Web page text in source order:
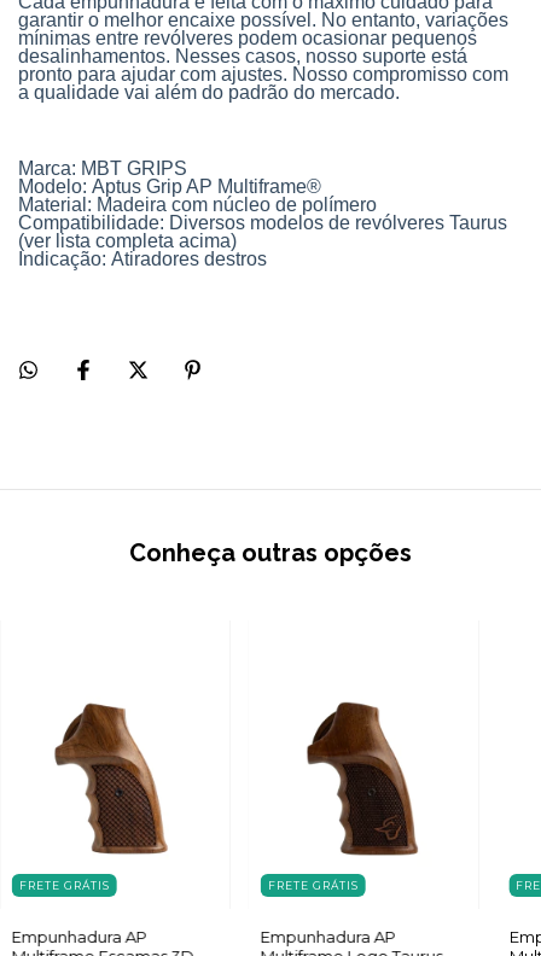
garantir o melhor encaixe possível. No entanto, variações
mínimas entre revólveres podem ocasionar pequenos
desalinhamentos. Nesses casos, nosso suporte está
pronto para ajudar com ajustes. Nosso compromisso com
a qualidade vai além do padrão do mercado.
Marca: MBT GRIPS
Modelo: Aptus Grip AP Multiframe®
Material: Madeira com núcleo de polímero
Compatibilidade: Diversos modelos de revólveres Taurus
(ver lista completa acima)
Indicação: Atiradores destros
Conheça outras opções
FRETE GRÁTIS
Empunhadura AP
FRETE GRÁTIS
Empunhadura AP